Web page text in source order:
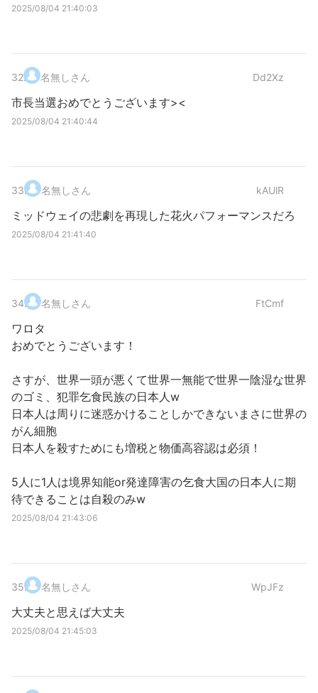
2025/08/04 21:40:03
32. 名無しさん Dd2Xz
市長当選おめでとうございます><
2025/08/04 21:40:44
33. 名無しさん kAUlR
ミッドウェイの悲劇を再現した花火パフォーマンスだろ
2025/08/04 21:41:40
34. 名無しさん FtCmf
ワロタ
おめでとうございます！
さすが、世界一頭が悪くて世界一無能で世界一陰湿な世界
のゴミ、犯罪乞食民族の日本人w
日本人は周りに迷惑かけることしかできないまさに世界の
がん細胞
日本人を殺すためにも増税と物価高容認は必須！
5人に1人は境界知能or発達障害の乞食大国の日本人に期
待できることは自殺のみw
2025/08/04 21:43:06
35. 名無しさん WpJFz
大丈夫と思えば大丈夫
2025/08/04 21:45:03